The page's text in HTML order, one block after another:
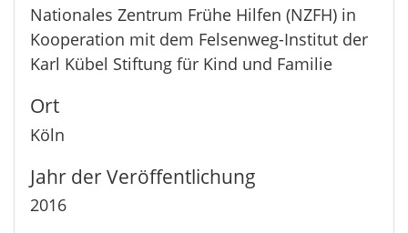
Nationales Zentrum Frühe Hilfen (NZFH) in
Kooperation mit dem Felsenweg-Institut der
Karl Kübel Stiftung für Kind und Familie
Ort
Köln
Jahr der Veröffentlichung
2016